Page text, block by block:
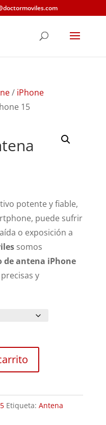
/ iPhone
15
potente y fiable,
puede sufrir
o exposición a
somos
de antena iPhone
y
Etiqueta: Antena